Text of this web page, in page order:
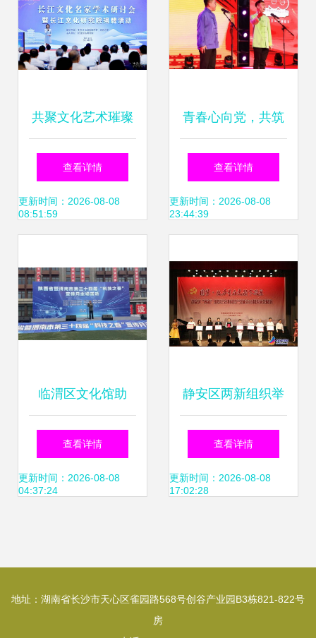
共聚文化艺术璀璨
之夜，共绘文化辉
煌新篇章
查看详情
更新时间：2026-08-08
08:51:59
青春心向党，共筑
辽传梦——辽宁传
媒学院第六届校园
幕
查看详情
更新时间：2026-08-08
23:44:39
临渭区文化馆助
力'科技之春'，文艺
交流绽放科普之光
查看详情
更新时间：2026-08-08
04:37:24
静安区两新组织举
办庆祝建党95周年
文艺展演 暨文化艺
查看详情
更新时间：2026-08-08
17:02:28
地址：湖南省长沙市天心区雀园路568号创谷产业园B3栋821-822号
房